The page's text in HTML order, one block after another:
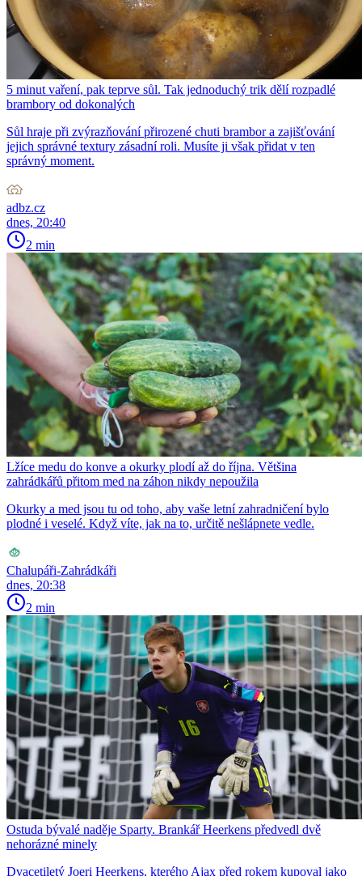
5 minut vaření, pak teprve sůl. Tak jednoduchý trik dělí rozpadlé
brambory od dokonalých
Sůl hraje při zvýrazňování přirozené chuti brambor a zajišťování
jejich správné textury zásadní roli. Musíte ji však přidat v ten
správný moment.
adbz.cz
dnes, 20:40
2 min
Lžíce medu do konve a okurky plodí až do října. Většina
zahrádkářů přitom med na záhon nikdy nepoužila
Okurky a med jsou tu od toho, aby vaše letní zahradničení bylo
plodné i veselé. Když víte, jak na to, určitě nešlápnete vedle.
Chalupáři-Zahrádkáři
dnes, 20:38
2 min
Ostuda bývalé naděje Sparty. Brankář Heerkens předvedl dvě
nehorázné minely
Dvacetiletý Joeri Heerkens, kterého Ajax před rokem kupoval jako